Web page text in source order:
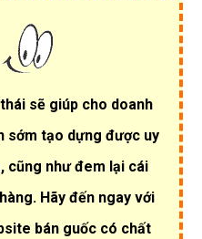
sẽ giúp cho doanh
sớm tạo dựng được uy
như đem lại cái
Hãy đến ngay với
bán guốc có chất